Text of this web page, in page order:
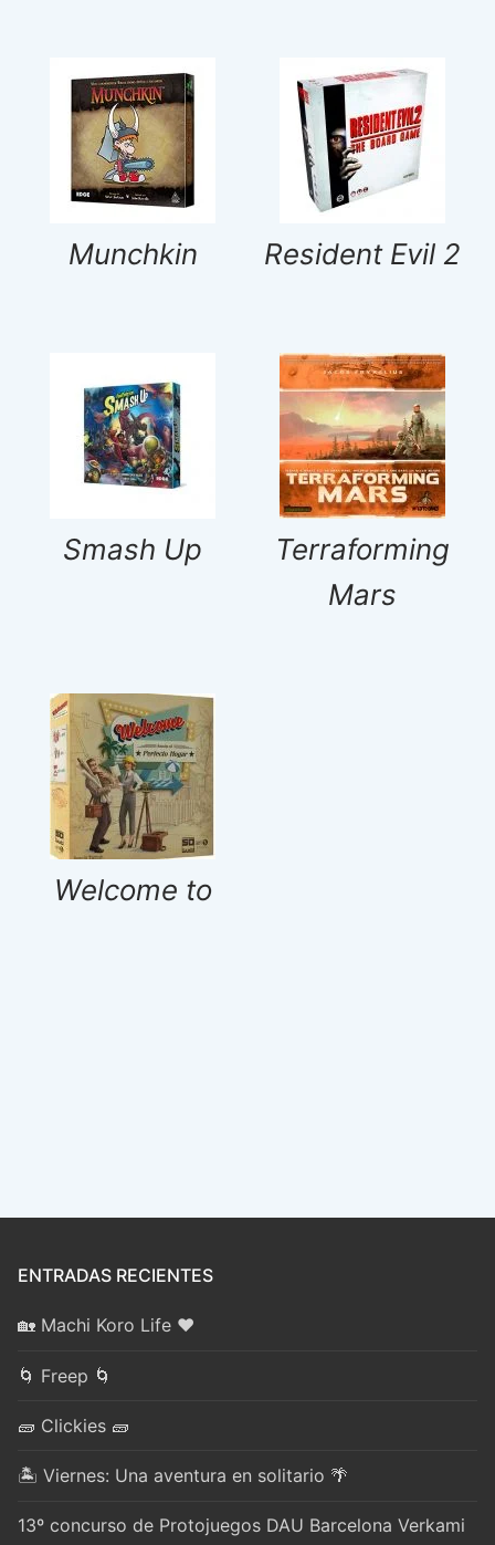
Munchkin Resident Evil 2
Smash Up
Terraforming
Mars
Welcome to
ENTRADAS RECIENTES
🏡 Machi Koro Life ❤️
🌀 Freep 🌀
🧱 Clickies 🧱
🏝️ Viernes: Una aventura en solitario 🌴
13º concurso de Protojuegos DAU Barcelona Verkami